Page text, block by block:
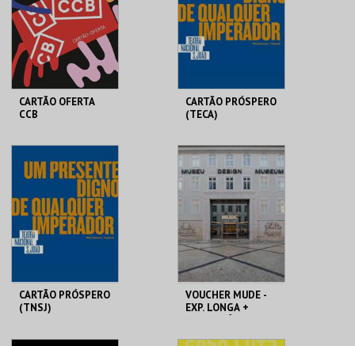
MAIS INFO
COMPRAR
MAIS INFO
COMPRAR
CARTÃO OFERTA
CCB
CARTÃO OFERTA 50€
MAIS INFO
COMPRAR
CARTÃO PRÓSPERO
(TECA)
SÃO JOÃO
AQUISIÇÃO
MAIS INFO
COMPRAR
CARTÃO PRÓSPERO
(TNSJ)
VOUCHER MUDE -
EXP. LONGA +